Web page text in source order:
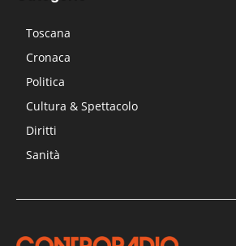
Toscana
Cronaca
Politica
Cultura & Spettacolo
Diritti
Sanità